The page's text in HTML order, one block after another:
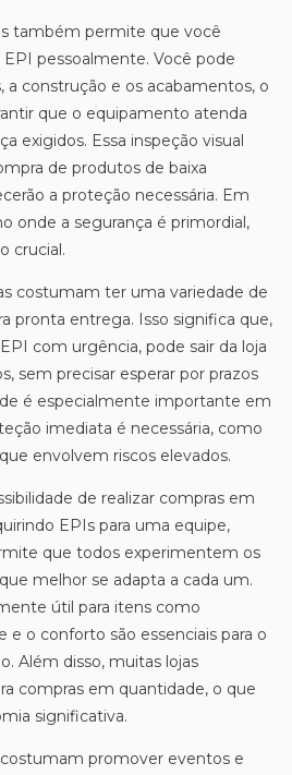
também permite que você
pessoalmente. Você pode
a construção e os acabamentos, o
que o equipamento atenda
exigidos. Essa inspeção visual
de produtos de baixa
a proteção necessária. Em
onde a segurança é primordial,
crucial.
costumam ter uma variedade de
pronta entrega. Isso significa que,
com urgência, pode sair da loja
sem precisar esperar por prazos
é especialmente importante em
imediata é necessária, como
envolvem riscos elevados.
de realizar compras em
EPIs para uma equipe,
que todos experimentem os
melhor se adapta a cada um.
útil para itens como
e o conforto são essenciais para o
Além disso, muitas lojas
compras em quantidade, o que
significativa.
promover eventos e